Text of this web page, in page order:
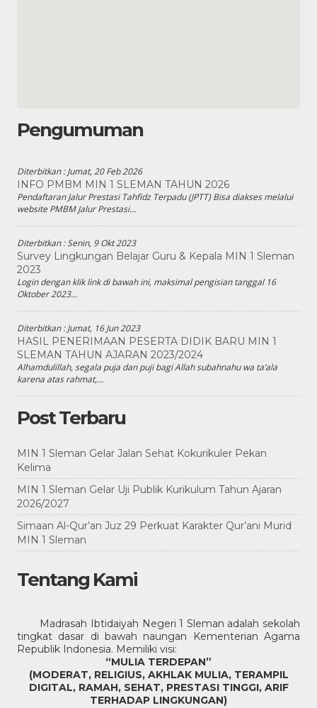
Pengumuman
Diterbitkan :Jumat, 20 Feb 2026
INFO PMBM MIN 1 SLEMAN TAHUN 2026
Pendaftaran Jalur Prestasi Tahfidz Terpadu (JPTT) Bisa diakses melalui
website PMBM Jalur Prestasi...
Diterbitkan :Senin, 9 Okt 2023
Survey Lingkungan Belajar Guru & Kepala MIN 1 Sleman
2023
Login dengan klik link di bawah ini, maksimal pengisian tanggal 16
Oktober 2023...
Diterbitkan :Jumat, 16 Jun 2023
HASIL PENERIMAAN PESERTA DIDIK BARU MIN 1
SLEMAN TAHUN AJARAN 2023/2024
Alhamdulillah, segala puja dan puji bagi Allah subahnahu wa ta’ala
karena atas rahmat,...
Post Terbaru
MIN 1 Sleman Gelar Jalan Sehat Kokurikuler Pekan
Kelima
MIN 1 Sleman Gelar Uji Publik Kurikulum Tahun Ajaran
2026/2027
Simaan Al-Qur’an Juz 29 Perkuat Karakter Qur’ani Murid
MIN 1 Sleman
Tentang Kami
Madrasah Ibtidaiyah Negeri 1 Sleman adalah sekolah
tingkat dasar di bawah naungan Kementerian Agama
Republik Indonesia. Memiliki visi:
“MULIA TERDEPAN”
(MODERAT, RELIGIUS, AKHLAK MULIA, TERAMPIL
DIGITAL, RAMAH, SEHAT, PRESTASI TINGGI, ARIF
TERHADAP LINGKUNGAN)